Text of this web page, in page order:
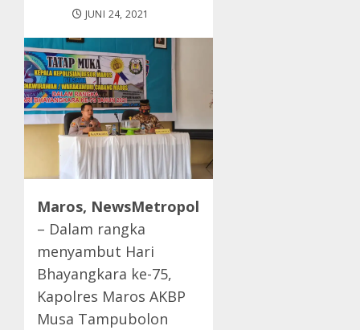
JUNI 24, 2021
Maros, NewsMetropol
– Dalam rangka
menyambut Hari
Bhayangkara ke-75,
Kapolres Maros AKBP
Musa Tampubolon